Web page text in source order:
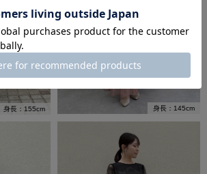
身長：155cm 身長：145cm